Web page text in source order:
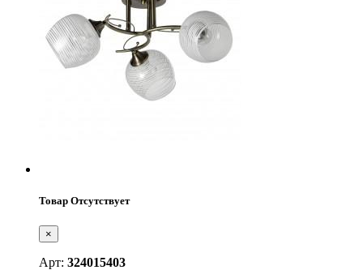
Товар Отсутствует
×
Арт: 324015403